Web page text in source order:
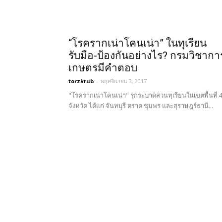
“โรครากเน่าโคนเน่า” ในทุเรียน
รับมือ-ป้องกันอย่างไร? กรมวิชากา
เกษตรมีคำตอบ
torzkrub - พฤศจิกายน 3, 2017
"โรครากเน่าโคนเน่า" รุกระบาดสวนทุเรียนในเขตพื้นที่ 4
จังหวัด ได้แก่ จันทบุรี ตราด ชุมพร และสุราษฎร์ธานี...